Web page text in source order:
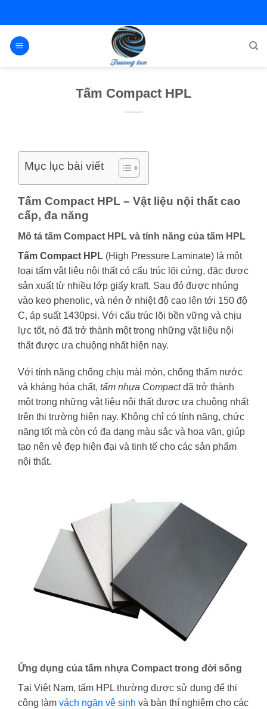
dung
Tấm Compact HPL
Mục lục bài viết
Tấm Compact HPL – Vật liệu nội thất cao
cấp, đa năng
Mô tả tấm Compact HPL và tính năng của tấm HPL
Tấm Compact HPL (High Pressure Laminate) là một
loại tấm vật liệu nội thất có cấu trúc lõi cứng, đặc được
sản xuất từ nhiều lớp giấy kraft. Sau đó được nhúng
vào keo phenolic, và nén ở nhiệt độ cao lên tới 150 độ
C, áp suất 1430psi. Với cấu trúc lõi bền vững và chịu
lực tốt, nó đã trở thành một trong những vật liệu nội
thất được ưa chuộng nhất hiện nay.
Với tính năng chống chịu mài mòn, chống thấm nước
và kháng hóa chất, tấm nhựa Compactđã trở thành
một trong những vật liệu nội thất được ưa chuộng nhất
trên thị trường hiện nay. Không chỉ có tính năng, chức
năng tốt mà còn có đa dạng màu sắc và hoa văn, giúp
tạo nên vẻ đẹp hiện đại và tinh tế cho các sản phẩm
nội thất.
Ứng dụng của tấm nhựa Compact trong đời sống
Tại Việt Nam, tấm HPL thường được sử dụng để thi
công làm vách ngăn vệ sinh và bàn thí nghiệm cho các